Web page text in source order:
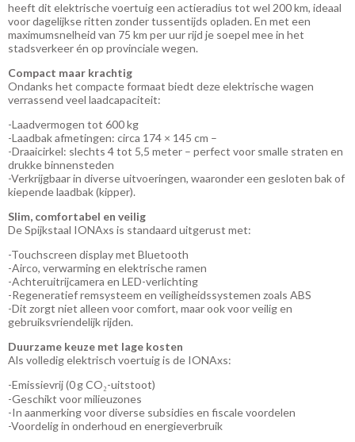
heeft dit elektrische voertuig een actieradius tot wel 200 km, ideaal
voor dagelijkse ritten zonder tussentijds opladen. En met een
maximumsnelheid van 75 km per uur rijd je soepel mee in het
stadsverkeer én op provinciale wegen.
Compact maar krachtig
Ondanks het compacte formaat biedt deze elektrische wagen
verrassend veel laadcapaciteit:
-Laadvermogen tot 600 kg
-Laadbak afmetingen: circa 174 × 145 cm –
-Draaicirkel: slechts 4 tot 5,5 meter – perfect voor smalle straten en
drukke binnensteden
-Verkrijgbaar in diverse uitvoeringen, waaronder een gesloten bak of
kiepende laadbak (kipper).
Slim, comfortabel en veilig
De Spijkstaal IONAxs is standaard uitgerust met:
-Touchscreen display met Bluetooth
-Airco, verwarming en elektrische ramen
-Achteruitrijcamera en LED-verlichting
-Regeneratief remsysteem en veiligheidssystemen zoals ABS
-Dit zorgt niet alleen voor comfort, maar ook voor veilig en
gebruiksvriendelijk rijden.
Duurzame keuze met lage kosten
Als volledig elektrisch voertuig is de IONAxs:
-Emissievrij (0 g CO₂-uitstoot)
-Geschikt voor milieuzones
-In aanmerking voor diverse subsidies en fiscale voordelen
-Voordelig in onderhoud en energieverbruik